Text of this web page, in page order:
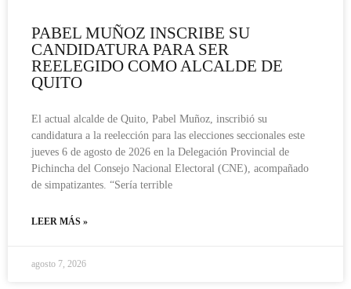
PABEL MUÑOZ INSCRIBE SU
CANDIDATURA PARA SER
REELEGIDO COMO ALCALDE DE
QUITO
El actual alcalde de Quito, Pabel Muñoz, inscribió su
candidatura a la reelección para las elecciones seccionales este
jueves 6 de agosto de 2026 en la Delegación Provincial de
Pichincha del Consejo Nacional Electoral (CNE), acompañado
de simpatizantes. “Sería terrible
LEER MÁS »
agosto 7, 2026